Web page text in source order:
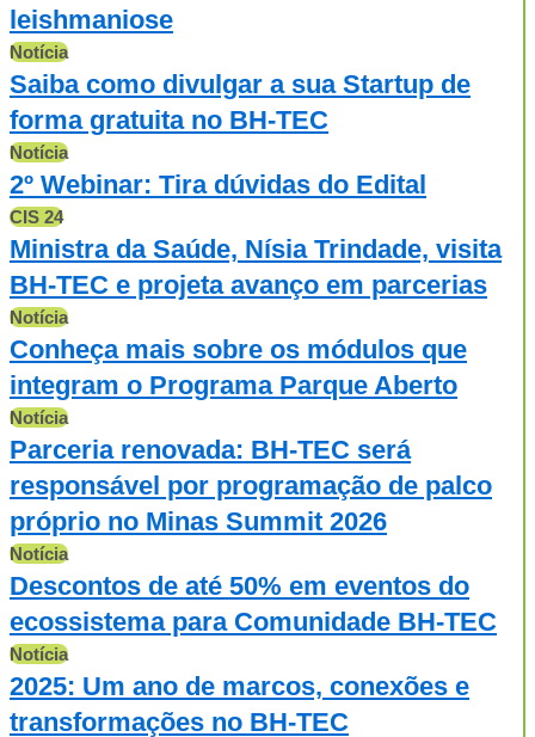
leishmaniose
Notícia
Saiba como divulgar a sua Startup de
forma gratuita no BH-TEC
Notícia
2º Webinar: Tira dúvidas do Edital
CIS 24
Ministra da Saúde, Nísia Trindade, visita
BH-TEC e projeta avanço em parcerias
Notícia
Conheça mais sobre os módulos que
integram o Programa Parque Aberto
Notícia
Parceria renovada: BH-TEC será
responsável por programação de palco
próprio no Minas Summit 2026
Notícia
Descontos de até 50% em eventos do
ecossistema para Comunidade BH-TEC
Notícia
2025: Um ano de marcos, conexões e
transformações no BH-TEC